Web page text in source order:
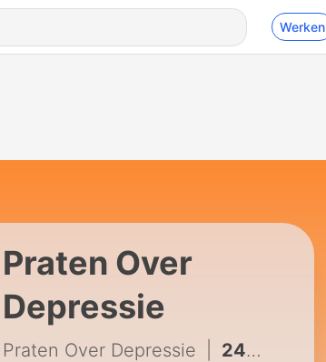
Werken
Praten Over
Depressie
Praten Over Depressie 24 - S2. Afl. 4: met Autisten